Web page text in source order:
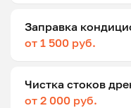
Заправка
от 1 500 руб.
Чистка стоков
от 2 000 руб.